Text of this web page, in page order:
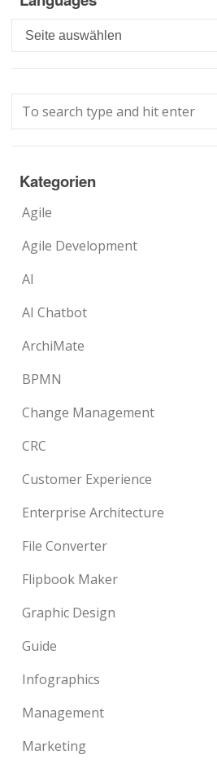
Languages
Kategorien
Agile
Agile Development
AI
AI Chatbot
ArchiMate
BPMN
Change Management
CRC
Customer Experience
Enterprise Architecture
File Converter
Flipbook Maker
Graphic Design
Guide
Infographics
Management
Marketing